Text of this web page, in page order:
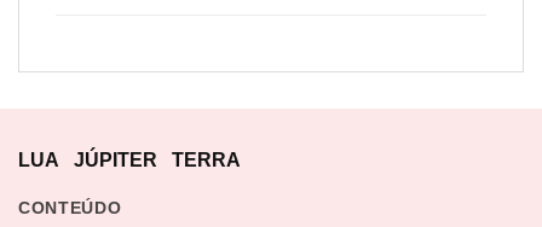
LUA JÚPITER TERRA
CONTEÚDO